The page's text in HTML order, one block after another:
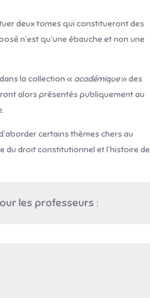
deux tomes qui constitueront des
n’est qu’une ébauche et non une
la collection « académique» des
alors présentés publiquement au
certains thèmes chers au
du droit constitutionnel et l’histoire de
les professeurs :